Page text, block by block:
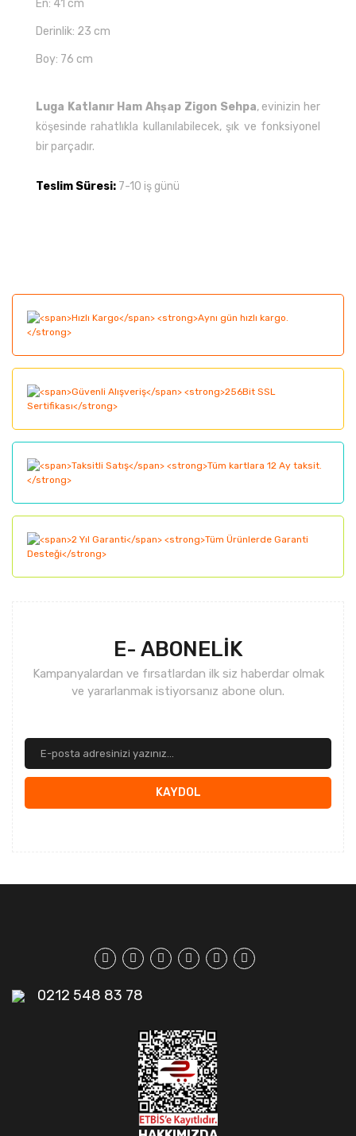
En: 41 cm
Derinlik: 23 cm
Boy: 76 cm
Luga Katlanır Ham Ahşap Zigon Sehpa, evinizin her
köşesinde rahatlıkla kullanılabilecek, şık ve fonksiyonel
bir parçadır.
Teslim Süresi: 7-10 iş günü
Görüş ve önerileriniz için teşekkür ederiz.
Ürün resmi kalitesiz, bozuk veya görüntülenemiyor.
Ürün açıklamasında eksik bilgiler bulunuyor.
Bu ürüne benzer farklı alternatifler olmalı.
E- ABONELİK
Kampanyalardan ve fırsatlardan ilk siz haberdar olmak
ve yararlanmak istiyorsanız abone olun.
KAYDOL
0212 548 83 78